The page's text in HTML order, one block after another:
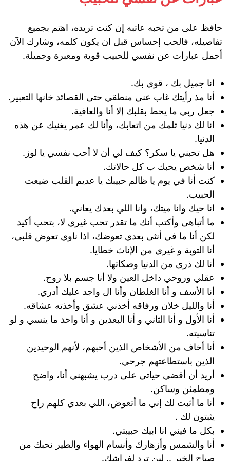
حافظ على من تحبه عاتبه إن كنت تريده، اهتم بجميع
تفاصيله، فالحب إحساس قبل ان يكون كلمه، وشارك الآن
أجمل عبارات عن نفسي للحبيب قوية ومعبرة وجميلة.
انا جميل بك ، قوي بك.
أنا مذ رأيتك غاب عني منطقي حتى القصائد خانها التعبير.
جعل ربي ما يحط بقلبك إلا أنا والعافية.
انا لك دنيا تلمك من اتعابك، وأنا لك عمر يغنيك عن هذه
الدنيا.
هل تحبني يا سكر؟ كيف لي أن لا أحب نفسي يا لوز.
أنا شخص يحبك ب كل حالاتك.
كنت أنا في يوم يا ظالم حبيبك يا عديم القلب ضيعت
الحبيب.
انا حيك وانا ميتك، وانا اللي بعدك يعاني.
ما أتباهى وأكتب أنك ما تقدر تحب غيري لا، بتحب أكيد
لكن أنا ما في أنثى بعدي تعوضك، اذا ناوي تعوض قلبي،
أنا التوبة و غيري من الإناث خطايا.
أنا لك ذرى من الدنيا وصكاتها.
عقلي وروحي داخل العين ولا أنا جسم بلا روح.
أنا الأسف و أنا الغلطان وأنا ال واجد عليك أدري.
أنا والليل خلان ورفاقه أخذني عشق وأخذته عشاقه.
أنا الأول و أنا الثاني و أنا البعدين و أنا واحد ما ينسي و لو
تناسيته.
أنا أخاف من الأشخاص الذين أحبهم، لأنهم الوحيدين
الذين باستطاعتهم جرحي.
أريد أن أقضي حياتي على درب يشبهني أنا، واضح
ومطمئن وساكن.
أنا ما أثبت لك إني ما أتعوض، اللي بعدي كلهم راح
يثبتون لك .
بكل ما فيني انا ابيك حبيبتي.
أنا والشمس وأزهارك وأنسام الهواء والطير نحبك من
صباح الخير .. لين ترد لفراشك.